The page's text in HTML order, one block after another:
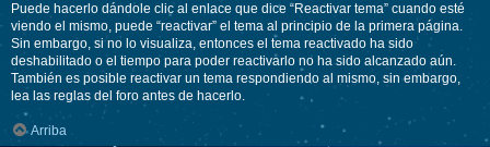
Puede hacerlo dándole clic al enlace que dice “Reactivar tema” cuando esté
viendo el mismo, puede “reactivar” el tema al principio de la primera página.
Sin embargo, si no lo visualiza, entonces el tema reactivado ha sido
deshabilitado o el tiempo para poder reactivarlo no ha sido alcanzado aún.
También es posible reactivar un tema respondiendo al mismo, sin embargo,
lea las reglas del foro antes de hacerlo.
Arriba